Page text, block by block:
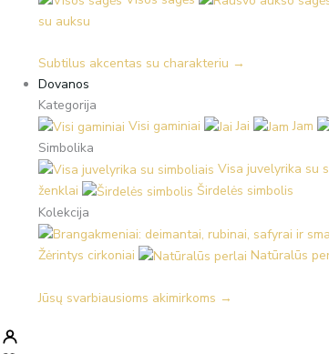
su auksu
Subtilus akcentas su charakteriu →
Dovanos
Kategorija
Visi gaminiai
Jai Jam
Simbolika
Visa juvelyrika su
ženklai
Širdelės simbolis
Kolekcija
Žėrintys cirkoniai
Natūralūs
Jūsų svarbiausioms akimirkoms →